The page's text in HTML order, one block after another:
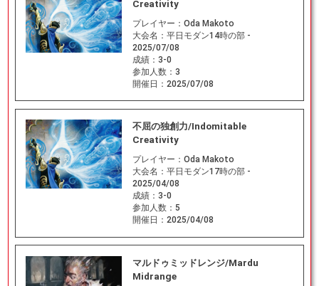
Creativity
プレイヤー： Oda Makoto
大会名： 平日モダン14時の部 -
2025/07/08
成績： 3-0
参加人数： 3
開催日： 2025/07/08
不屈の独創力/Indomitable
Creativity
プレイヤー： Oda Makoto
大会名： 平日モダン17時の部 -
2025/04/08
成績： 3-0
参加人数： 5
開催日： 2025/04/08
マルドゥミッドレンジ/Mardu
Midrange